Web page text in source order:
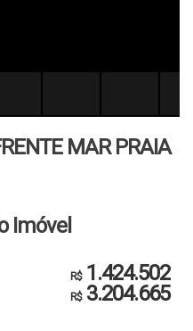
MAR PRAIA
Imóvel
R$1.424.502
R$3.204.665